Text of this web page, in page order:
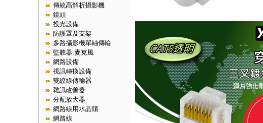
傳統高解析攝影機
鏡頭
投光設備
防護罩及支架
多路攝影機單軸傳輸
監聽器.麥克風
網路設備
視訊轉換設備
雙絞線傳輸器
雜訊改善器
分配放大器
網路線用水晶頭
網路線